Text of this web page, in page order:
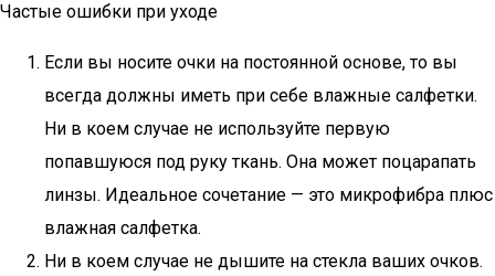
Частые ошибки при уходе
Если вы носите очки на постоянной основе, то вы
всегда должны иметь при себе влажные салфетки.
Ни в коем случае не используйте первую
попавшуюся под руку ткань. Она может поцарапать
линзы. Идеальное сочетание — это микрофибра плюс
влажная салфетка.
Ни в коем случае не дышите на стекла ваших очков.